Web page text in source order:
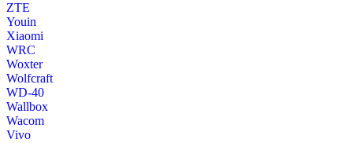
ZTE
Youin
Xiaomi
WRC
Woxter
Wolfcraft
WD-40
Wallbox
Wacom
Vivo